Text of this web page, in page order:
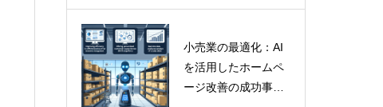
小売業の最適化：AI
を活用したホームペ
ージ改善の成功事例